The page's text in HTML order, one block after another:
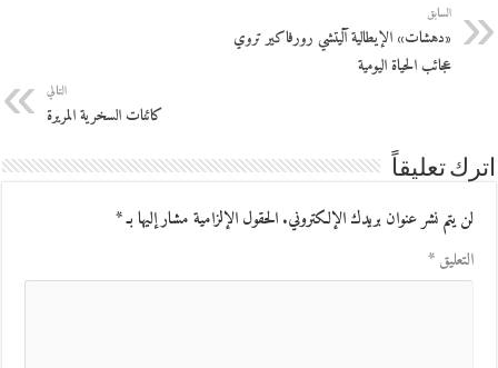
السابق
«دهشات» الإيطالية آليتشي رورفاكير تروي
عجائب الحياة اليومية
التالي
كائنات السخرية المريرة
اترك تعليقاً
لن يتم نشر عنوان بريدك الإلكتروني.الحقول الإلزامية مشار إليها بـ*
التعليق*